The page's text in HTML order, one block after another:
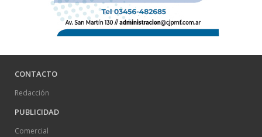
CONTACTO
Redacción
PUBLICIDAD
Comercial